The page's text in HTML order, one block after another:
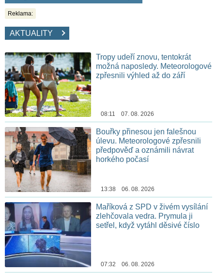
Reklama:
AKTUALITY
Tropy udeří znovu, tentokrát
možná naposledy. Meteorologové
zpřesnili výhled až do září
08:11 07. 08. 2026
Bouřky přinesou jen falešnou
úlevu. Meteorologové zpřesnili
předpověď a oznámili návrat
horkého počasí
13:38 06. 08. 2026
Maříková z SPD v živém vysílání
zlehčovala vedra. Prymula ji
setřel, když vytáhl děsivé číslo
07:32 06. 08. 2026